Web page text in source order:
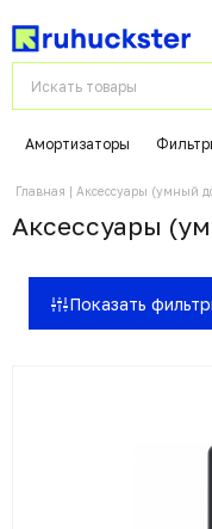
Амортизаторы
Главная Аксессуары (умный
Аксессуары
Показать